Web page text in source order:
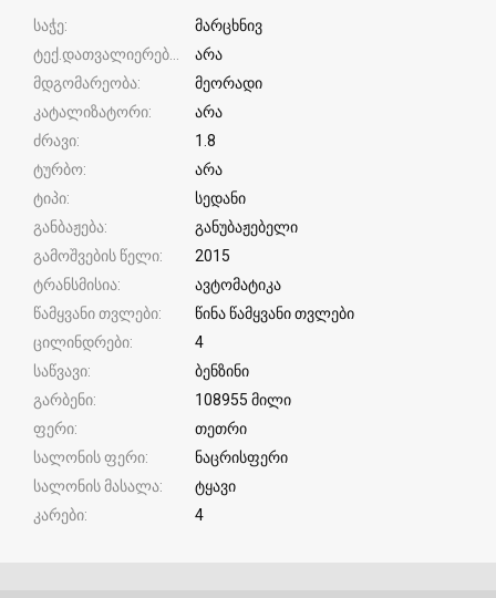
საჭე
მარცხნივ
არა
მდგომარეობა
მეორადი
კატალიზატორი
არა
ძრავი
1.8
ტურბო
არა
ტიპი
სედანი
განბაჟება
განუბაჟებელი
გამოშვების წელი
2015
ტრანსმისია
ავტომატიკა
წამყვანი თვლები
წინა წამყვანი თვლები
ცილინდრები
4
საწვავი
ბენზინი
გარბენი
108955 მილი
ფერი
თეთრი
სალონის ფერი
ნაცრისფერი
სალონის მასალა
ტყავი
კარები
4